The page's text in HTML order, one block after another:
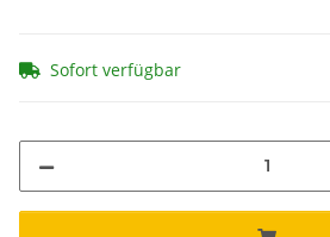
Sofort verfügbar